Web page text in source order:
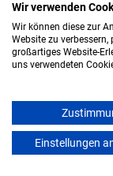
Duales
virtuellen
FBSC GmbH
In Kooperation
Hochschule)
bundesweit
Wir verwenden
Wir können diese zur
Website zu
großartiges Website-
uns verwendeten
Einstellungen